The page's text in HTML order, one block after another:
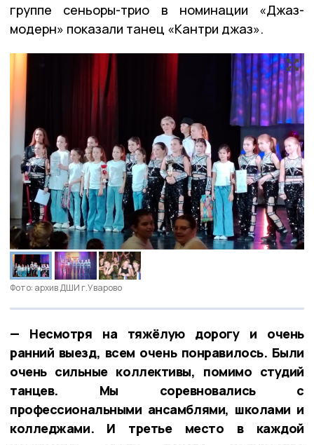
группе сеньоры-трио в номинации «Джаз-
модерн» показали танец «Кантри джаз».
Фото: архив ДШИ г.Уварово
— Несмотря на тяжёлую дорогу и очень
ранний выезд, всем очень понравилось. Были
очень сильные коллективы, помимо студий
танцев. Мы соревновались с
профессиональными ансамблями, школами и
колледжами. И третье место в каждой